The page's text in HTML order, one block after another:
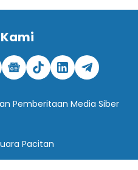
Pemberitaan Media Siber
Pacitan